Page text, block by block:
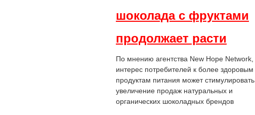
шоколада с фруктами
продолжает расти
По мнению агентства New Hope Network,
интерес потребителей к более здоровым
продуктам питания может стимулировать
увеличение продаж натуральных и
органических шоколадных брендов